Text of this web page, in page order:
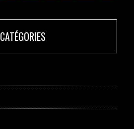
CATÉGORIES